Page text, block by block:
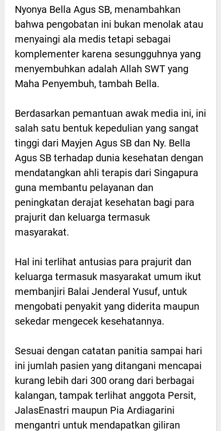
Nyonya Bella Agus SB, menambahkan
bahwa pengobatan ini bukan menolak atau
menyaingi ala medis tetapi sebagai
komplementer karena sesungguhnya yang
menyembuhkan adalah Allah SWT yang
Maha Penyembuh, tambah Bella.
Berdasarkan pemantuan awak media ini, ini
salah satu bentuk kepedulian yang sangat
tinggi dari Mayjen Agus SB dan Ny. Bella
Agus SB terhadap dunia kesehatan dengan
mendatangkan ahli terapis dari Singapura
guna membantu pelayanan dan
peningkatan derajat kesehatan bagi para
prajurit dan keluarga termasuk
masyarakat.
Hal ini terlihat antusias para prajurit dan
keluarga termasuk masyarakat umum ikut
membanjiri Balai Jenderal Yusuf, untuk
mengobati penyakit yang diderita maupun
sekedar mengecek kesehatannya.
Sesuai dengan catatan panitia sampai hari
ini jumlah pasien yang ditangani mencapai
kurang lebih dari 300 orang dari berbagai
kalangan, tampak terlihat anggota Persit,
JalasEnastri maupun Pia Ardiagarini
mengantri untuk mendapatkan giliran